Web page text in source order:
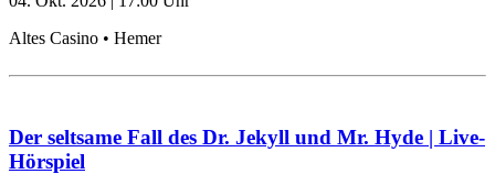
Altes Casino • Hemer
Der seltsame Fall des Dr. Jekyll und Mr. Hyde | Live-
Hörspiel